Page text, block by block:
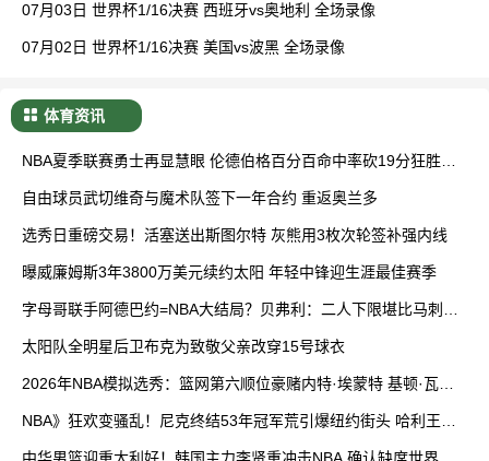
07月03日 世界杯1/16决赛 西班牙vs奥地利 全场录像
07月02日 世界杯1/16决赛 美国vs波黑 全场录像
体育资讯
NBA夏季联赛勇士再显慧眼 伦德伯格百分百命中率砍19分狂胜湖
自由球员武切维奇与魔术队签下一年合约 重返奥兰多
选秀日重磅交易！活塞送出斯图尔特 灰熊用3枚次轮签补强内线
曝威廉姆斯3年3800万美元续约太阳 年轻中锋迎生涯最佳赛季
字母哥联手阿德巴约=NBA大结局？贝弗利：二人下限堪比马刺双
太阳队全明星后卫布克为致敬父亲改穿15号球衣
2026年NBA模拟选秀：篮网第六顺位豪赌内特·埃蒙特 基顿·瓦格
NBA》狂欢变骚乱！尼克终结53年冠军荒引爆纽约街头 哈利王子